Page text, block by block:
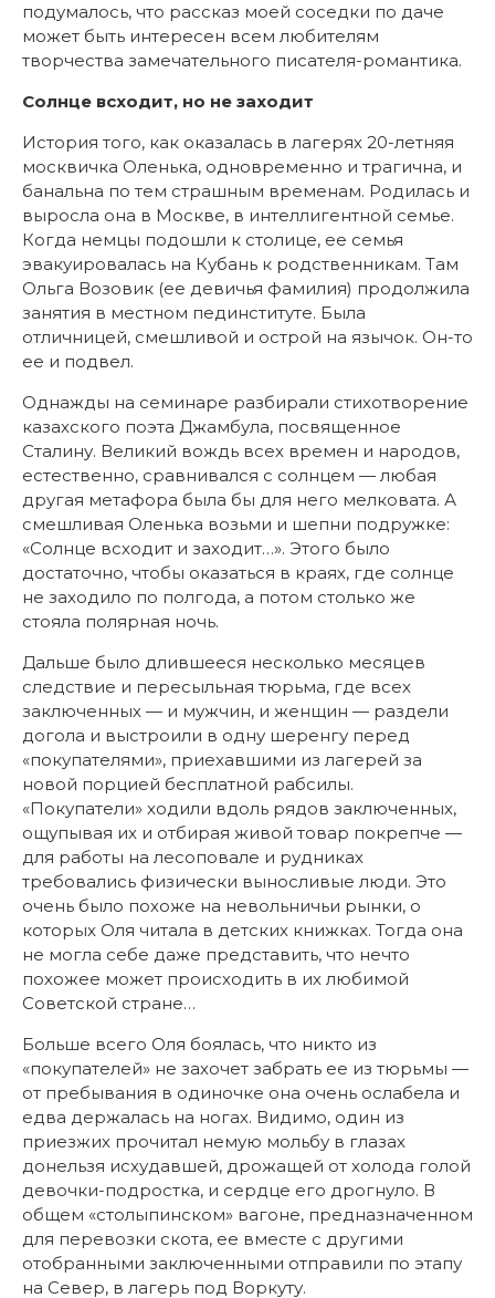
подумалось, что рассказ моей соседки по даче
может быть интересен всем любителям
творчества замечательного писателя-романтика.
Солнце всходит, но не заходит
История того, как оказалась в лагерях 20-летняя
москвичка Оленька, одновременно и трагична, и
банальна по тем страшным временам. Родилась и
выросла она в Москве, в интеллигентной семье.
Когда немцы подошли к столице, ее семья
эвакуировалась на Кубань к родственникам. Там
Ольга Возовик (ее девичья фамилия) продолжила
занятия в местном пединституте. Была
отличницей, смешливой и острой на язычок. Он-то
ее и подвел.
Однажды на семинаре разбирали стихотворение
казахского поэта Джамбула, посвященное
Сталину. Великий вождь всех времен и народов,
естественно, сравнивался с солнцем — любая
другая метафора была бы для него мелковата. А
смешливая Оленька возьми и шепни подружке:
«Солнце всходит и заходит…». Этого было
достаточно, чтобы оказаться в краях, где солнце
не заходило по полгода, а потом столько же
стояла полярная ночь.
Дальше было длившееся несколько месяцев
следствие и пересыльная тюрьма, где всех
заключенных — и мужчин, и женщин — раздели
догола и выстроили в одну шеренгу перед
«покупателями», приехавшими из лагерей за
новой порцией бесплатной рабсилы.
«Покупатели» ходили вдоль рядов заключенных,
ощупывая их и отбирая живой товар покрепче —
для работы на лесоповале и рудниках
требовались физически выносливые люди. Это
очень было похоже на невольничьи рынки, о
которых Оля читала в детских книжках. Тогда она
не могла себе даже представить, что нечто
похожее может происходить в их любимой
Советской стране…
Больше всего Оля боялась, что никто из
«покупателей» не захочет забрать ее из тюрьмы —
от пребывания в одиночке она очень ослабела и
едва держалась на ногах. Видимо, один из
приезжих прочитал немую мольбу в глазах
донельзя исхудавшей, дрожащей от холода голой
девочки-подростка, и сердце его дрогнуло. В
общем «столыпинском» вагоне, предназначенном
для перевозки скота, ее вместе с другими
отобранными заключенными отправили по этапу
на Север, в лагерь под Воркуту.